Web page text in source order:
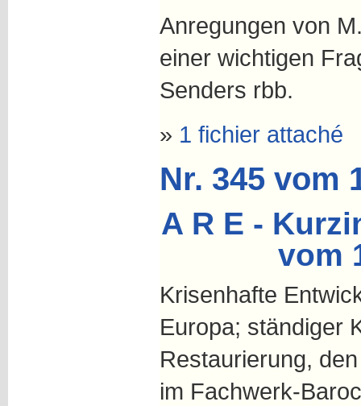
Anregungen von
einer wichtigen
Senders rbb.
» 1 fichier attaché
Nr. 345 vom
A R E -
vom
Krisenhafte
Europa; ständiger
Restaurierung,
im Fachwerk-